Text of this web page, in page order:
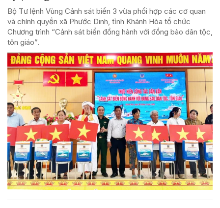
Bộ Tư lệnh Vùng Cảnh sát biển 3 vừa phối hợp các cơ quan
và chính quyền xã Phước Dinh, tỉnh Khánh Hòa tổ chức
Chương trình “Cảnh sát biển đồng hành với đồng bào dân tộc,
tôn giáo”.